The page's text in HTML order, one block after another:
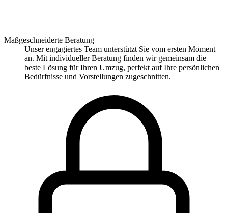
Maßgeschneiderte Beratung
Unser engagiertes Team unterstützt Sie vom ersten Moment
an. Mit individueller Beratung finden wir gemeinsam die
beste Lösung für Ihren Umzug, perfekt auf Ihre persönlichen
Bedürfnisse und Vorstellungen zugeschnitten.